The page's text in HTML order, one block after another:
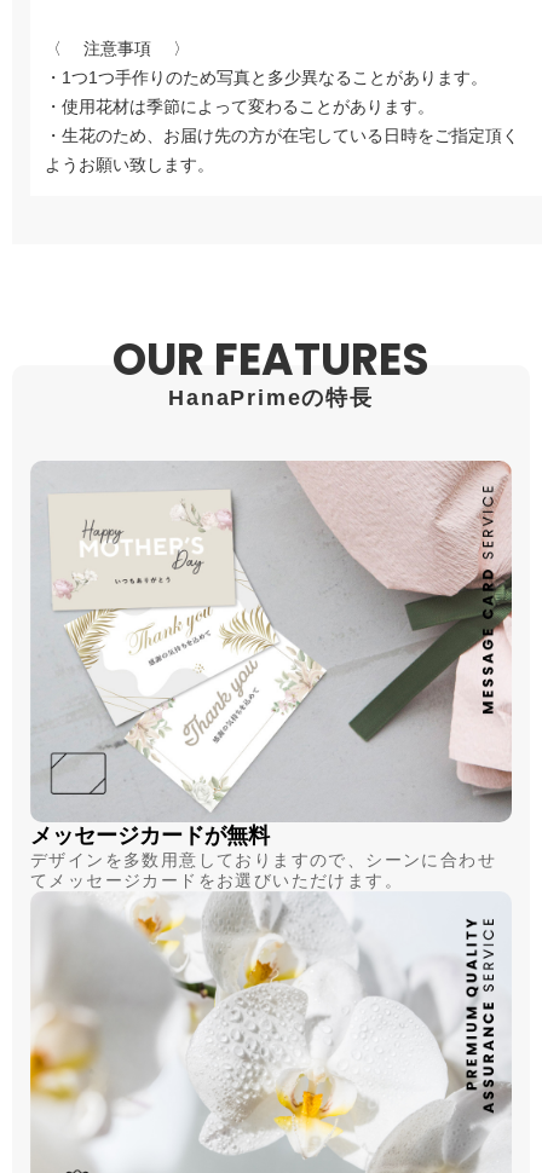
〈 注意事項 〉
・1つ1つ手作りのため写真と多少異なることがあります。
・使用花材は季節によって変わることがあります。
・生花のため、お届け先の方が在宅している日時をご指定頂く
ようお願い致します。
OUR FEATURES
HanaPrimeの特長
メッセージカードが無料
デザインを多数用意しておりますので、シーンに合わせ
てメッセージカードをお選びいただけます。